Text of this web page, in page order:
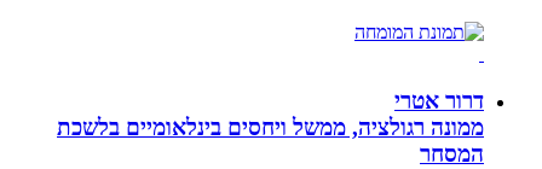
דרור אטרי
ממונה רגולציה, ממשל ויחסים בינלאומיים בלשכת
המסחר